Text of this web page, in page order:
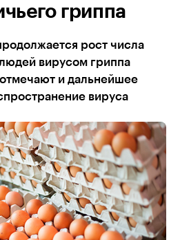
гриппа
рост числа
вирусом гриппа
и дальнейшее
вируса